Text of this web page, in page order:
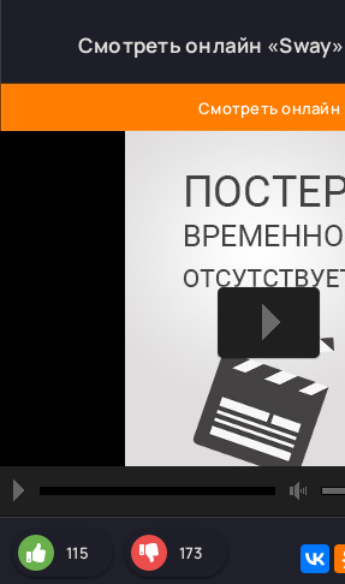
Смотреть онлайн
Смотреть онлайн
115 173